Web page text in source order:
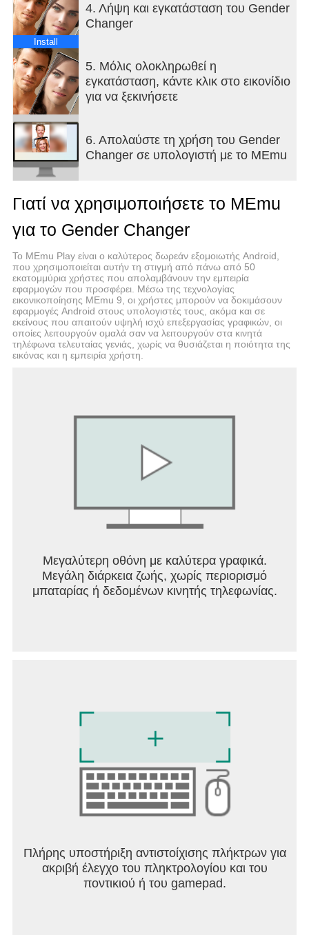
Install
4. Λήψη και εγκατάσταση του Gender
Changer
5. Μόλις ολοκληρωθεί η
εγκατάσταση, κάντε κλικ στο εικονίδιο
για να ξεκινήσετε
6. Απολαύστε τη χρήση του Gender
Changer σε υπολογιστή με το MEmu
Γιατί να χρησιμοποιήσετε το MEmu
για το Gender Changer
Το MEmu Play είναι ο καλύτερος δωρεάν εξομοιωτής Android,
που χρησιμοποιείται αυτήν τη στιγμή από πάνω από 50
εκατομμύρια χρήστες που απολαμβάνουν την εμπειρία
εφαρμογών που προσφέρει. Μέσω της τεχνολογίας
εικονικοποίησης MEmu 9, οι χρήστες μπορούν να δοκιμάσουν
εφαρμογές Android στους υπολογιστές τους, ακόμα και σε
εκείνους που απαιτούν υψηλή ισχύ επεξεργασίας γραφικών, οι
οποίες λειτουργούν ομαλά σαν να λειτουργούν στα κινητά
τηλέφωνα τελευταίας γενιάς, χωρίς να θυσιάζεται η ποιότητα της
εικόνας και η εμπειρία χρήστη.
Μεγαλύτερη οθόνη με καλύτερα γραφικά.
Μεγάλη διάρκεια ζωής, χωρίς περιορισμό
μπαταρίας ή δεδομένων κινητής τηλεφωνίας.
Πλήρης υποστήριξη αντιστοίχισης πλήκτρων για
ακριβή έλεγχο του πληκτρολογίου και του
ποντικιού ή του gamepad.